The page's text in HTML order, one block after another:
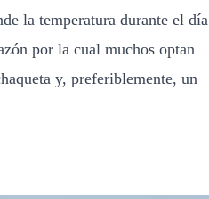
la temperatura durante el día
por la cual muchos optan
y, preferiblemente, un